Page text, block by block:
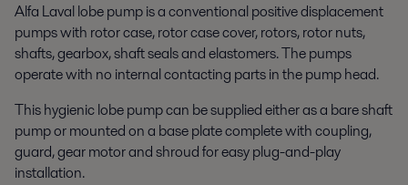
Alfa Laval lobe pump is a conventional positive displacement
pumps with rotor case, rotor case cover, rotors, rotor nuts,
shafts, gearbox, shaft seals and elastomers. The pumps
operate with no internal contacting parts in the pump head.
This hygienic lobe pump can be supplied either as a bare shaft
pump or mounted on a base plate complete with coupling,
guard, gear motor and shroud for easy plug-and-play
installation.